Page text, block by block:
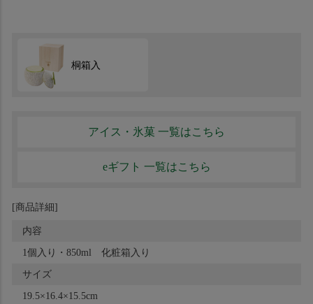
桐箱入
アイス・氷菓 一覧はこちら
eギフト 一覧はこちら
[商品詳細]
内容
1個入り・850ml 化粧箱入り
サイズ
19.5×16.4×15.5cm